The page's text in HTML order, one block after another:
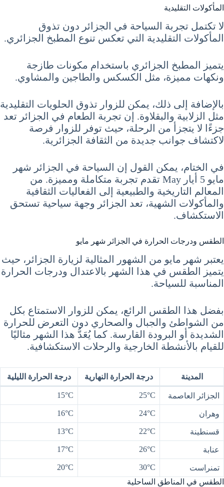
المأكولات التقليدية
لا تكتمل تجربة السياحة في الجزائر دون تذوق
المأكولات التقليدية التي تعكس تنوع المطبخ الجزائري.
يتميز المطبخ الجزائري باستخدام مكونات طازجة
ونكهات مميزة، مثل الكسكس والطاجين والمشاوي.
بالإضافة إلى ذلك، يمكن للزوار تذوق الحلويات التقليدية
مثل الزلابية والبقلاوة. إن تجربة الطعام في الجزائر تعد
جزءًا لا يتجزأ من الرحلة، حيث توفر للزوار فرصة
لاكتشاف جوانب جديدة من الثقافة الجزائرية.
في الختام، يمكن القول إن السياحة في الجزائر شهر
مايو 5 أيار May تقدم تجربة متكاملة ومميزة. من
المعالم التاريخية والطبيعية إلى الفعاليات الثقافية
والمأكولات الشهية، تعد الجزائر وجهة سياحية تستحق
الاستكشاف.
الطقس ودرجات الحرارة في الجزائر شهر مايو
يعتبر شهر مايو من الشهور المثالية لزيارة الجزائر، حيث
يتميز الطقس في هذا الشهر بالاعتدال ودرجات الحرارة
المناسبة للسياحة.
بفضل هذا الطقس الرائع، يمكن للزوار الاستمتاع بكل
من الشواطئ والجبال والصحاري دون التعرض للحرارة
الشديدة أو البرودة القارسة. كما يُعَدُّ هذا الشهر مثاليًا
للقيام بالأنشطة الخارجية والرحلات الاستكشافية.
المدينة درجة الحرارة النهارية درجة الحرارة الليلية
الجزائر العاصمة 25°C
15°C
وهران 24°C
16°C
قسنطينة 22°C
13°C
عنابة 26°C
17°C
تمنراست 30°C
20°C
الطقس في المناطق الساحلية